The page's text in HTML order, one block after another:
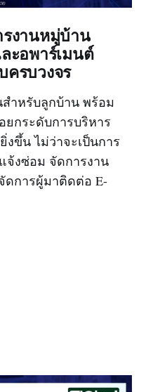
งานหมู่บ้าน
ะอพาร์เมนต์
ครบวงจร
สำหรับลูกบ้าน พร้อม
ยกระดับการบริหาร
ขึ้น ไม่ว่าจะเป็นการ
จ้งซ่อม จัดการงาน
ดการผู้มาติดต่อ E-